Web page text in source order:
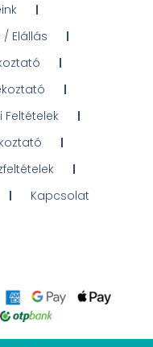
Elállás
Feltételek
Kapcsolat